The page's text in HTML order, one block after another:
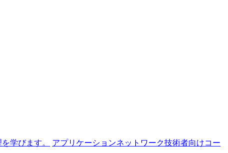
学びます。 アプリケーションネットワーク技術者向けコー